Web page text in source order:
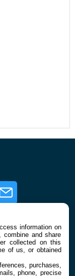
Newsletter
information on
and share
collected on this
of us, or obtained
purchases,
phone, precise